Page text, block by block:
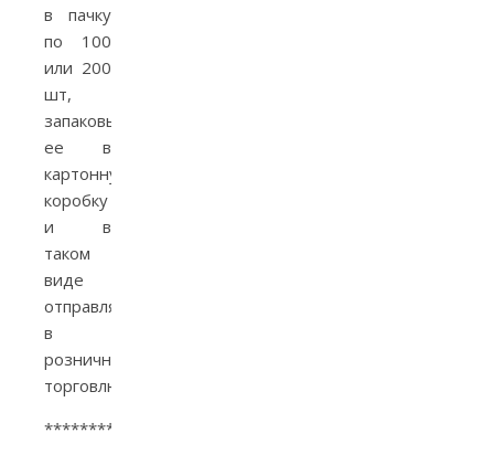
в пачку
по 100
или 200
шт,
запаковывали
ее в
картонную
коробку
и в
таком
виде
отправляли
в
розничную
торговлю.